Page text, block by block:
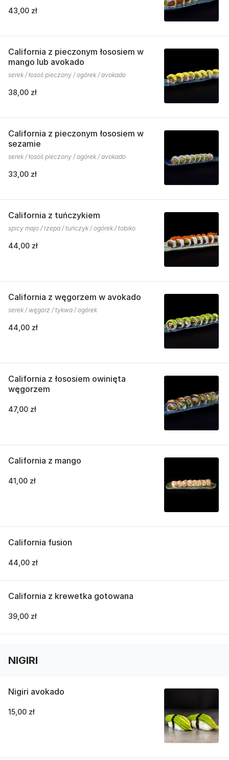
43,00 zł
California z pieczonym łososiem w
mango lub avokado
serek / łosoś pieczony / ogórek / avokado
38,00 zł
California z pieczonym łososiem w
sezamie
serek / łosoś pieczony / ogórek / avokado
33,00 zł
California z tuńczykiem
spicy majo / rzepa / tuńczyk / ogórek / tobiko
44,00 zł
California z węgorzem w avokado
serek / węgorz / tykwa / ogórek
44,00 zł
California z łososiem owinięta
węgorzem
47,00 zł
California z mango
41,00 zł
California fusion
44,00 zł
California z krewetka gotowana
39,00 zł
NIGIRI
Nigiri avokado
15,00 zł